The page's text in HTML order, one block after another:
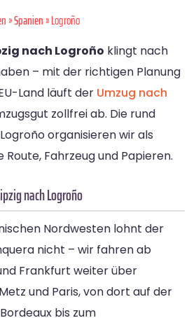
»Spanien» Logroño
nach Logroño klingt nach
– mit der richtigen Planung
Land läuft der Umzug nach
zollfrei ab. Die rund
organisieren wir als
Route, Fahrzeug und Papieren.
nach Logroño
Nordwesten lohnt der
nicht – wir fahren ab
Frankfurt weiter über
und Paris, von dort auf der
bis zum